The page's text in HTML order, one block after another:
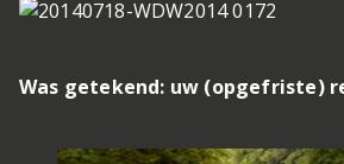
Was getekend: uw (opgefriste)